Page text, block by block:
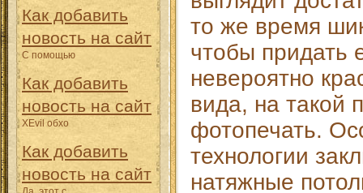
Как добавить
новость на сайт
С помощью
Как добавить
новость на сайт
XEvil обхо
Как добавить
новость на сайт
то же время
чтобы придать
невероятно
вида, на такой
фотопечать.
технологии
натяжные